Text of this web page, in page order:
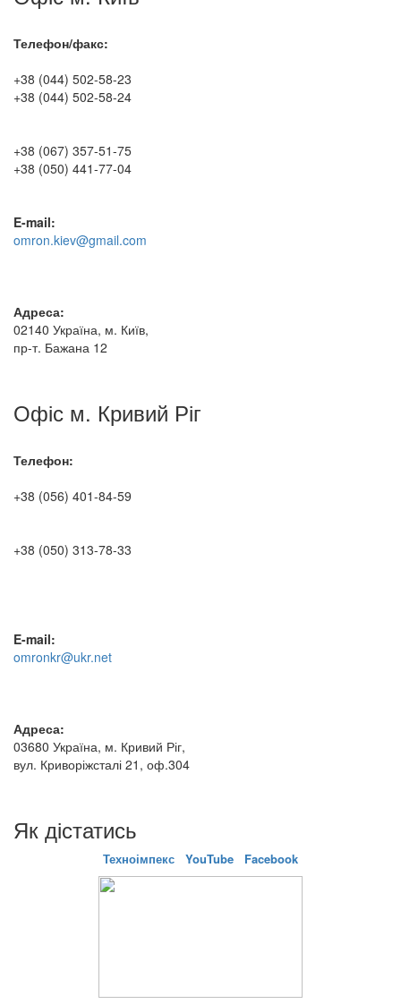
Телефон/факс:
+38 (044) 502-58-23
+38 (044) 502-58-24
+38 (067) 357-51-75
+38 (050) 441-77-04
E-mail:
omron.kiev@gmail.com
Адреса:
02140 Україна, м. Київ,
пр-т. Бажана 12
Офіс м. Кривий Ріг
Телефон:
+38 (056) 401-84-59
+38 (050) 313-78-33
E-mail:
omronkr@ukr.net
Адреса:
03680 Україна, м. Кривий Ріг,
вул. Криворіжсталі 21, оф.304
Як дістатись
Техноімпекс YouTube Facebook